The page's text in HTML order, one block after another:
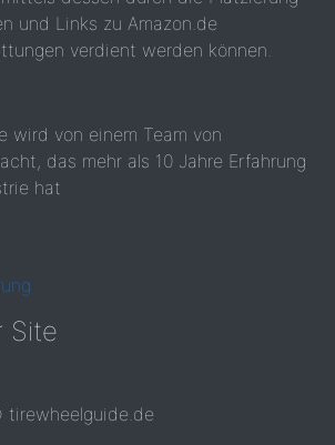
und Links zu Amazon.de
verdient werden können.
wird von einem Team von
das mehr als 10 Jahre Erfahrung
hat
Site